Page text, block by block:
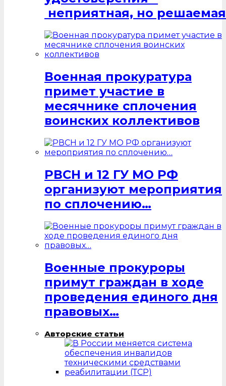
неприятная, но
Военная прокуратура
примет участие в
месячнике сплочения
воинских коллективов
РВСН и 12 ГУ МО РФ
организуют мероприятия
по сплочению…
Военные прокуроры
примут граждан в ходе
проведения единого дня
правовых…
Авторские статьи